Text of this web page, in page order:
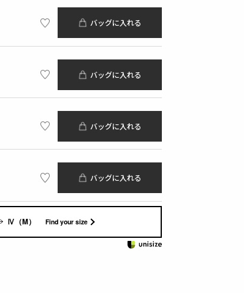
バッグに入れる
バッグに入れる
バッグに入れる
バッグに入れる
Ⅳ（M） Find your size